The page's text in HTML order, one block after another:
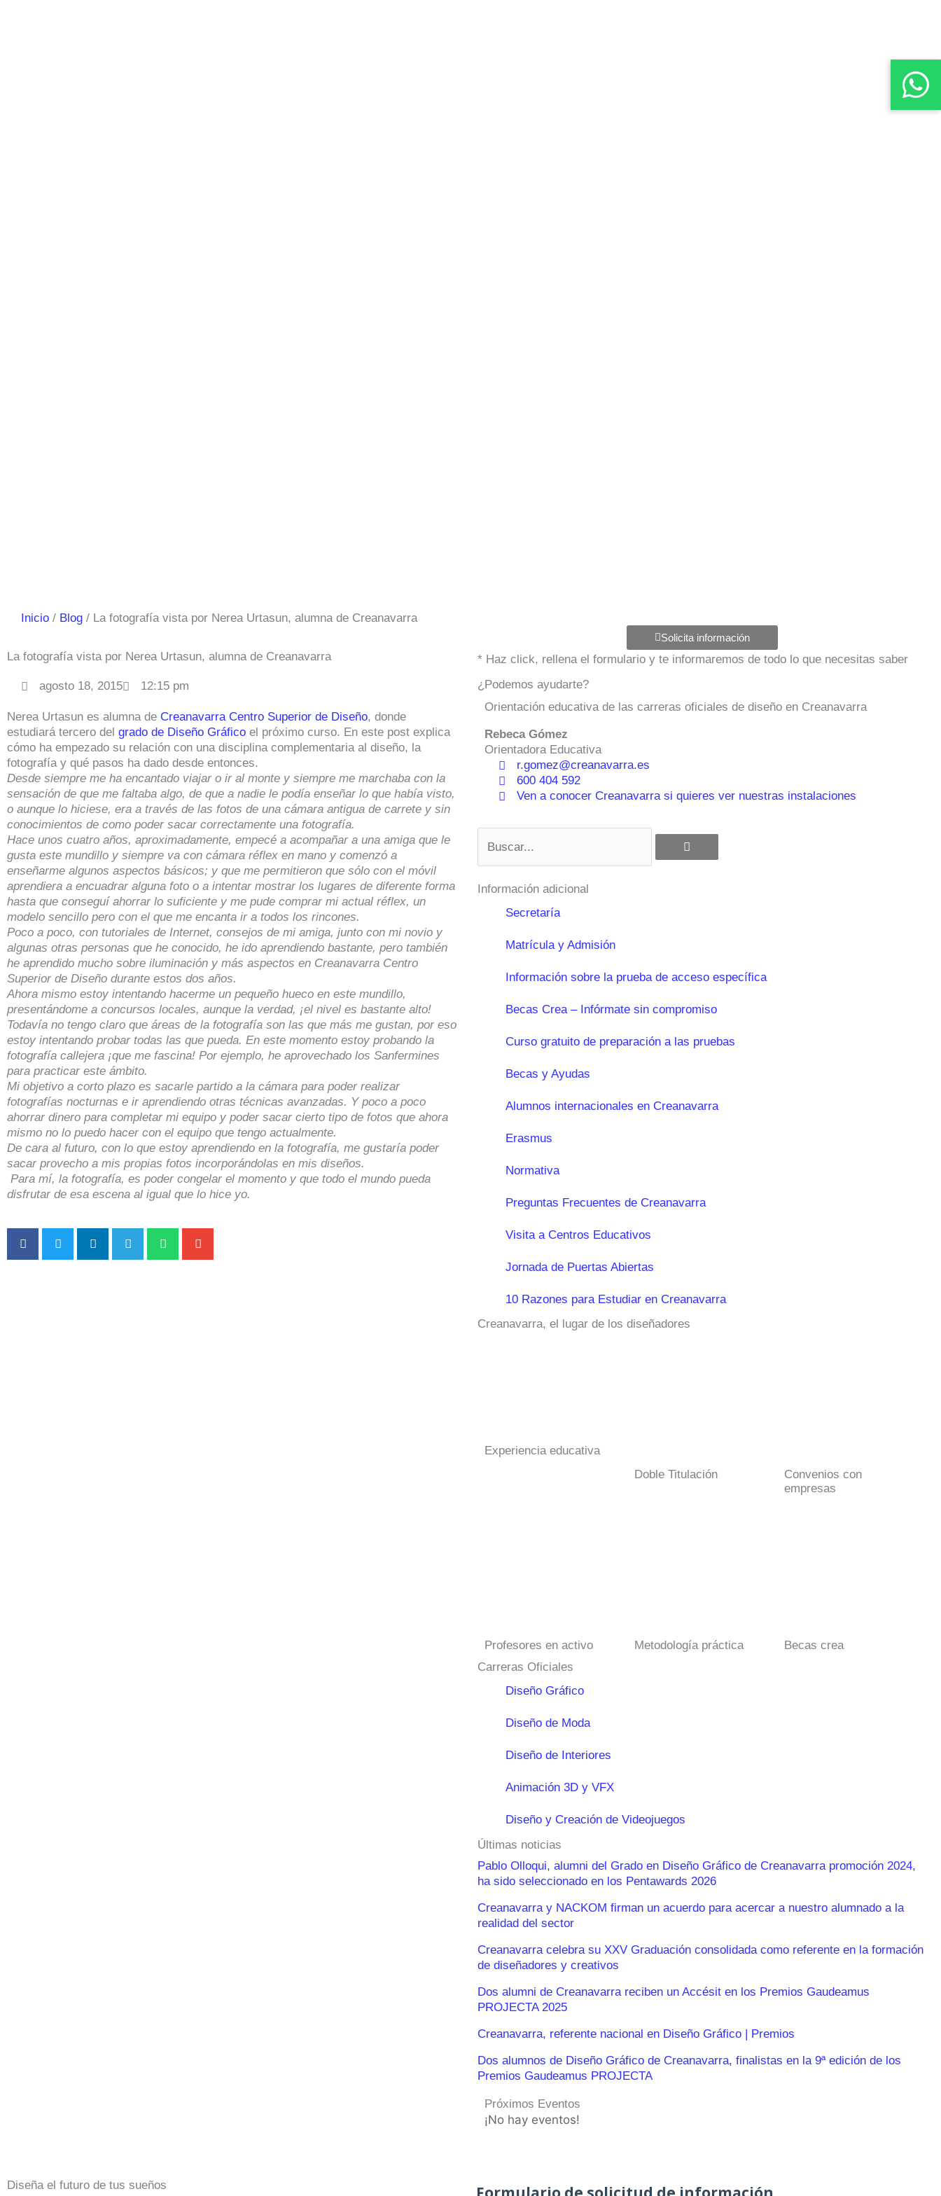
Inicio Blog La fotografía vista por Nerea Urtasun, alumna de Creanavarra
La fotografía vista por Nerea Urtasun, alumna de Creanavarra
agosto 18, 2015 12:15 pm
Nerea Urtasun es alumna de Creanavarra Centro Superior de Diseño, donde
estudiará tercero del grado de Diseño Gráfico el próximo curso. En este post explica
cómo ha empezado su relación con una disciplina complementaria al diseño, la
fotografía y qué pasos ha dado desde entonces.
Desde siempre me ha encantado viajar o ir al monte y siempre me marchaba con la
sensación de que me faltaba algo, de que a nadie le podía enseñar lo que había visto,
o aunque lo hiciese, era a través de las fotos de una cámara antigua de carrete y sin
conocimientos de como poder sacar correctamente una fotografía.
Hace unos cuatro años, aproximadamente, empecé a acompañar a una amiga que le
gusta este mundillo y siempre va con cámara réflex en mano y comenzó a
enseñarme algunos aspectos básicos; y que me permitieron que sólo con el móvil
aprendiera a encuadrar alguna foto o a intentar mostrar los lugares de diferente forma
hasta que conseguí ahorrar lo suficiente y me pude comprar mi actual réflex, un
modelo sencillo pero con el que me encanta ir a todos los rincones.
Poco a poco, con tutoriales de Internet, consejos de mi amiga, junto con mi novio y
algunas otras personas que he conocido, he ido aprendiendo bastante, pero también
he aprendido mucho sobre iluminación y más aspectos en Creanavarra Centro
Superior de Diseño durante estos dos años.
Ahora mismo estoy intentando hacerme un pequeño hueco en este mundillo,
presentándome a concursos locales, aunque la verdad, ¡el nivel es bastante alto!
Todavía no tengo claro que áreas de la fotografía son las que más me gustan, por eso
estoy intentando probar todas las que pueda. En este momento estoy probando la
fotografía callejera ¡que me fascina! Por ejemplo, he aprovechado los Sanfermines
para practicar este ámbito.
Mi objetivo a corto plazo es sacarle partido a la cámara para poder realizar
fotografías nocturnas e ir aprendiendo otras técnicas avanzadas. Y poco a poco
ahorrar dinero para completar mi equipo y poder sacar cierto tipo de fotos que ahora
mismo no lo puedo hacer con el equipo que tengo actualmente.
De cara al futuro, con lo que estoy aprendiendo en la fotografía, me gustaría poder
sacar provecho a mis propias fotos incorporándolas en mis diseños.
Para mí, la fotografía, es poder congelar el momento y que todo el mundo pueda
disfrutar de esa escena al igual que lo hice yo.
Solicita información
* Haz click, rellena el formulario y te informaremos de todo lo que necesitas saber
¿Podemos ayudarte?
Orientación educativa de las carreras oficiales de diseño en Creanavarra
Rebeca Gómez
Orientadora Educativa
r.gomez@creanavarra.es
600 404 592
Ven a conocer Creanavarra si quieres ver nuestras instalaciones
Información adicional
Secretaría
Matrícula y Admisión
Información sobre la prueba de acceso específica
Becas Crea – Infórmate sin compromiso
Curso gratuito de preparación a las pruebas
Becas y Ayudas
Alumnos internacionales en Creanavarra
Erasmus
Normativa
Preguntas Frecuentes de Creanavarra
Visita a Centros Educativos
Jornada de Puertas Abiertas
10 Razones para Estudiar en Creanavarra
Creanavarra, el lugar de los diseñadores
Experiencia educativa
Doble Titulación
Convenios con
empresas
Profesores en activo Metodología práctica
Becas crea
Carreras Oficiales
Diseño Gráfico
Diseño de Moda
Diseño de Interiores
Animación 3D y VFX
Diseño y Creación de Videojuegos
Últimas noticias
Pablo Olloqui, alumni del Grado en Diseño Gráfico de Creanavarra promoción 2024,
ha sido seleccionado en los Pentawards 2026
Creanavarra y NACKOM firman un acuerdo para acercar a nuestro alumnado a la
realidad del sector
Creanavarra celebra su XXV Graduación consolidada como referente en la formación
de diseñadores y creativos
Dos alumni de Creanavarra reciben un Accésit en los Premios Gaudeamus
PROJECTA 2025
Creanavarra, referente nacional en Diseño Gráfico | Premios
Dos alumnos de Diseño Gráfico de Creanavarra, finalistas en la 9ª edición de los
Premios Gaudeamus PROJECTA
Próximos Eventos
¡No hay eventos!
Diseña el futuro de tus sueños